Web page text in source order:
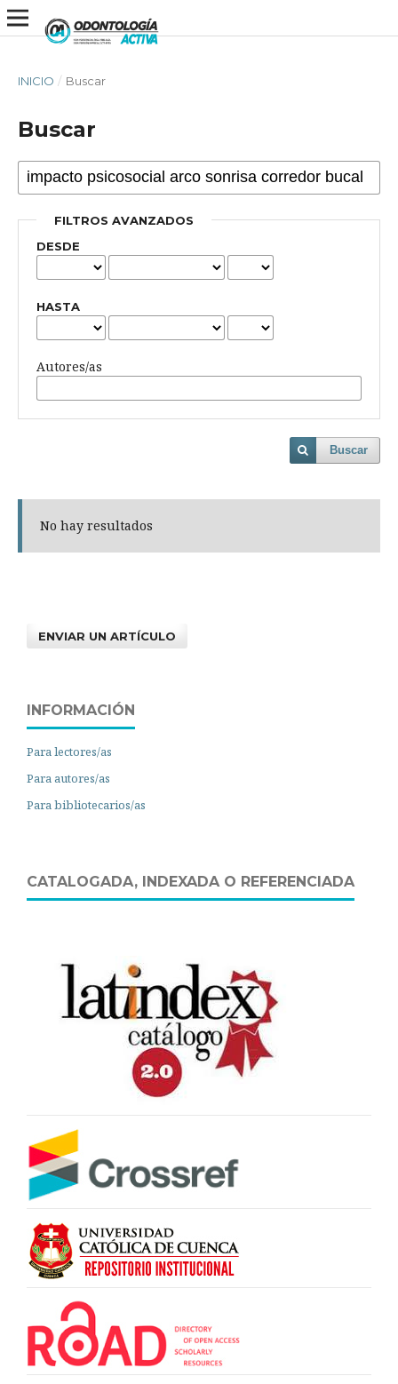
INICIO / Buscar
Buscar
FILTROS AVANZADOS
DESDE
HASTA
Autores/as
Buscar
No hay resultados
ENVIAR UN ARTÍCULO
INFORMACIÓN
Para lectores/as
Para autores/as
Para bibliotecarios/as
CATALOGADA, INDEXADA O REFERENCIADA